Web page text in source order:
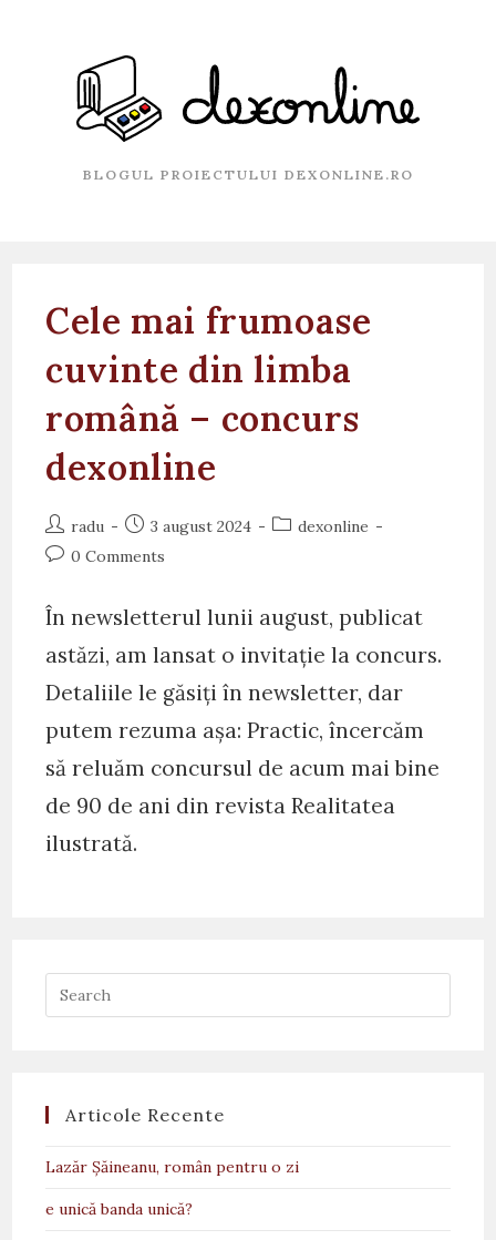
BLOGUL PROIECTULUI DEXONLINE.RO
Cele mai frumoase
cuvinte din limba
română – concurs
dexonline
Post
author:
radu
Post
published:
3 august 2024
Postdexonline
Post0 Comments
În newsletterul lunii august, publicat
astăzi, am lansat o invitație la concurs.
Detaliile le găsiți în newsletter, dar
putem rezuma așa: Practic, încercăm
să reluăm concursul de acum mai bine
de 90 de ani din revista Realitatea
ilustrată.
Articole Recente
Lazăr Șăineanu, român pentru o zi
e unică banda unică?